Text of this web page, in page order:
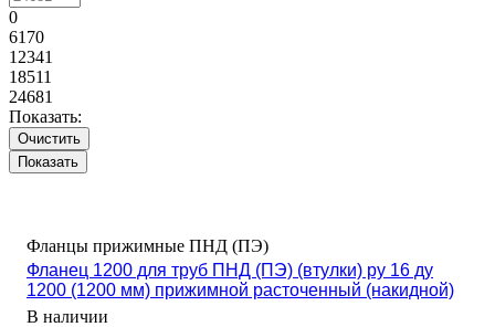
0
6170
12341
18511
24681
Показать:
Очистить
Фланцы прижимные ПНД (ПЭ)
Фланец 1200 для труб ПНД (ПЭ) (втулки) ру 16 ду
1200 (1200 мм) прижимной расточенный (накидной)
В наличии